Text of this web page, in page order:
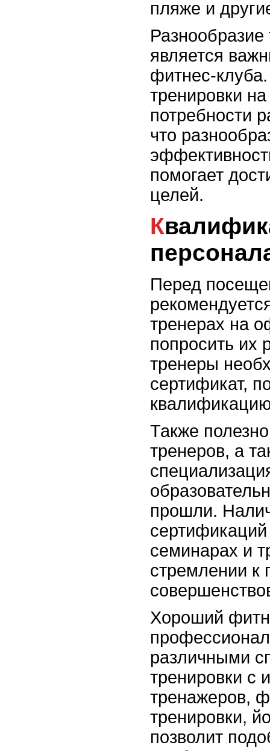
пляже и
Разнообразие
является
фитнес-
тренировки
потребности
что
помогает
целей.
Квалификация тренеров и
Перед
тренерах на
попросить их
тренеры
сертификат,
Также
тренеров, а
прошли.
семинарах и
стремлении к
Хороший
различными
тренировки с
тренажеров,
тренировки,
позволит